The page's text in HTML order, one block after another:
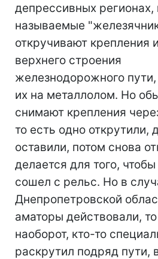
депрессивных регионах,
называемые
откручивают крепления
верхнего строения
железнодорожного
их на металлолом. Но
снимают крепления
то есть одно открутили,
оставили, потом снова
делается для того,
сошел с рельс. Но в
Днепропетровской
аматоры действовали,
наоборот, кто-то
раскрутил подряд пути,